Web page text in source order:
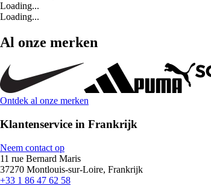
Loading...
Loading...
Al onze merken
Ontdek al onze merken
Klantenservice in Frankrijk
Neem contact op
11 rue Bernard Maris
37270 Montlouis-sur-Loire, Frankrijk
+33 1 86 47 62 58